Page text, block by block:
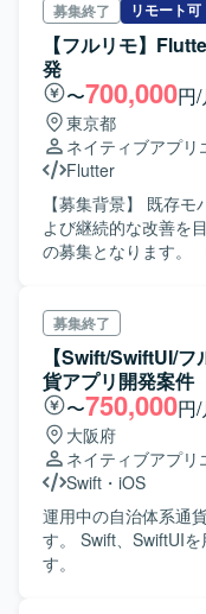
QA）に加わり、仕
してご担当いただき
開発・保守・運用を
テクチャ設計を含め
す。あわせて、Kotlin
し、Jetpack
かした両OSでの開発
AIツールを活用しな
ビューの効率化を進
ドメイン分離による
ていただきます。ま
す。 【求める人物像】 プロダクトのミッションやバリュー
に共感し、EC体験の
ます。変化の大きい
ェアを軸に大きなチ
ッチします。事業や
を捉えながら、主体
します。 【ポジションの魅力】 少数精鋭のチームにおい
て、自ら設計したモ
トが動く手触りを持
を前提としたiOS・
を自ら設計し、AI時
がら探求していくこ
募集終了 リモート可
【フルリモ】
発
〜700,000円/
東京都
ネイティブアプリ
Flutter
【募集背景】 既存
よび継続的な改善を
の募集となります。 【作業内容】 Flutterを用いたモバイル
装までを一貫して対
上にも関わっていた
ドキュメント作成や
ロセスの推進にも取り組ん
像】 自ら課題を見つ
めています。チーム
りながら、質問や提
ロダクトづくりに貢
【ポジションの魅力
ション開発に深く関
ューまで一連の工程
募集終了
【Swift/SwiftUI/
貨アプリ開発案件
〜750,000円/
大阪府
ネイティブアプリ
Swift ・ iOS
運用中の自治体系通
す。 Swift、SwiftUI
す。